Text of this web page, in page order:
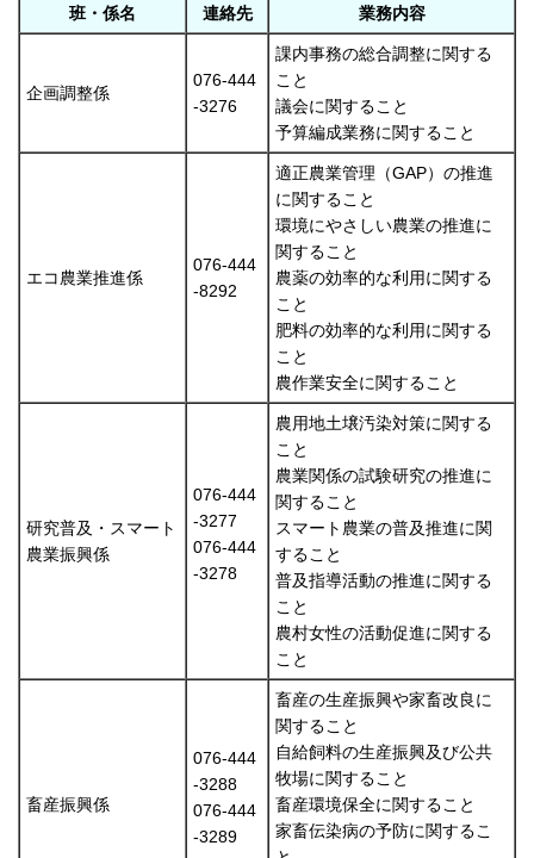
班・係名 連絡先 業務内容
企画調整係
076-444
-3276
課内事務の総合調整に関する
こと
議会に関すること
予算編成業務に関すること
エコ農業推進係
076-444
-8292
適正農業管理（GAP）の推進
に関すること
環境にやさしい農業の推進に
関すること
農薬の効率的な利用に関する
こと
肥料の効率的な利用に関する
こと
農作業安全に関すること
研究普及・スマート
農業振興係
076-444
-3277
076-444
-3278
農用地土壌汚染対策に関する
こと
農業関係の試験研究の推進に
関すること
スマート農業の普及推進に関
すること
普及指導活動の推進に関する
こと
農村女性の活動促進に関する
こと
畜産振興係
076-444
-3288
076-444
-3289
畜産の生産振興や家畜改良に
関すること
自給飼料の生産振興及び公共
牧場に関すること
畜産環境保全に関すること
家畜伝染病の予防に関するこ